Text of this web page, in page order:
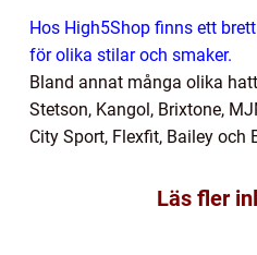
Hos High5Shop finns ett
för olika stilar och smaker.
Bland annat många olika
Stetson, Kangol, Brixtone,
City Sport, Flexfit, Bailey och
Läs fler